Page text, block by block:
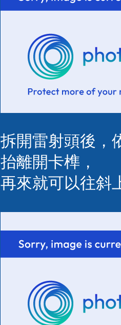
拆開雷射頭後，
抬離開卡榫，
再來就可以往斜